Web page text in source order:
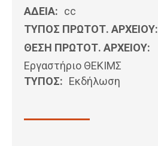
ΑΔΕΙΑ: cc
ΤΥΠΟΣ ΠΡΩΤΟΤ. ΑΡΧΕΙΟΥ:
ΘΕΣΗ ΠΡΩΤΟΤ. ΑΡΧΕΙΟΥ:
Εργαστήριο ΘΕΚΙΜΣ
ΤΥΠΟΣ: Εκδήλωση